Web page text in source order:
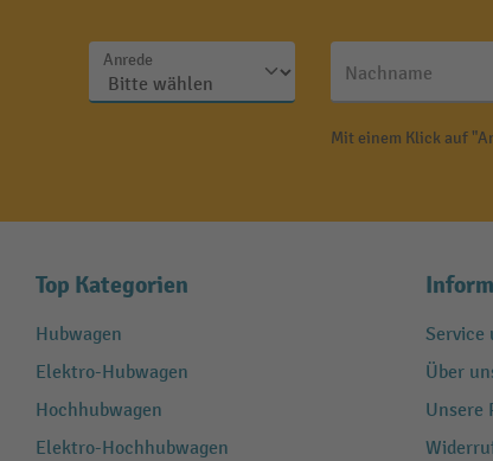
Anrede
Nachname
Mit einem Klick auf
Top Kategorien
Hubwagen
Elektro-Hubwagen
Hochhubwagen
Elektro-Hochhubwagen
Service
Über
Unsere